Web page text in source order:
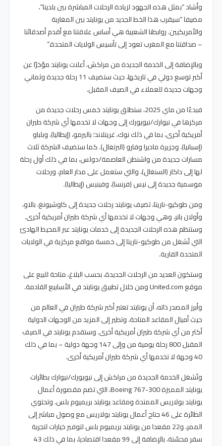
وأشاد “بمثل هذه الجهود لزيادة الرحلات المباشرة بين بلدينا”،
مضيفا “سيقرب هذا الخط الجديد من يونايتد بين المغاربة
والأمريكيين. روابطنا الشعبية هي أساس علاقتنا مع أقدم أصدقائنا
– صداقتنا مع المغرب تعود إلى تأسيس الولايات المتحدة.”
وبالإضافة إلى الخدمة الجديدة من مراكش، أعلنت يونايتد مؤخرًا عن
أكبر توسع دولي في تاريخها، حيث ستضيف 11 رحلة جديدة وثماني
وجهات جديدة للعملاء في الصيف المقبل.
فبدءًا من ماي 2025، ستطلق يونايتد خمس رحلات جديدة من
مركزها في نيوارك/نيويورك إلى وجهات لا تخدمها أي شركة طيران
أمريكية أخرى، بما في ذلك نوك، غرينلاند؛ باليرمو، (إيطاليا)، وبلباو
(إسبانيا)، وجزيرة ماديرا وفارو (البرتغال). كما ستضيف الشركة ثلاث
مسارات جديدة من واشنطن العاصمة/دولس، بما في ذلك أول رحلة
لها إلى داكار (السنغال)، والتي ستعمل على مدار العام، ورحلات
موسمية جديدة إلى نيس (فرنسا)، وفينيس (إيطاليا).
ومن طوكيو-ناريتا، تضيف يونايتد رحلات جديدة إلى كاوشيونغ، بالاو،
وأولان باتر، وهي وجهات لا تخدمها أي شركة طيران أمريكية أخرى.
وستنظم هذه الرحلات الجديدة إلى خدمات يونايتد عبر المحيط الهادئ
التي تُشغل من طوكيو-ناريتا إلى خمسة مواقع مركزية في الولايات
المتحدة القارية.
وستكون العديد من الرحلات الجديدة، بحسب البلاغ، متاحة للبيع على
موقع United.com ومن خلال تطبيق يونايتد في الأسابيع القادمة.
وأبرز المصدر ذاته، أن يونايتد تعتبر أكبر شركة طيران في العالم من
حيث أميال المقاعد المتاحة، وتطير إلى المزيد من الوجهات الدولية
أكثر من أي شركة طيران أمريكية أخرى. وستقدم يونايتد في الصيف
المقبل 800 رحلة يومية من وإلى 147 وجهة دولية – بما في ذلك
40 وجهة لا تخدمها أي شركة طيران أمريكية أخرى.
وتُشغل الخدمة الجديدة من مراكش إلى نيويورك/نيوارك بطائرات
يونايتد المميزة Boeing 767-300، التي تضم مقصورة أعمال
يونايتد بولاريس الممتدة ومقاعد يونايتد بريميوم بلس. وتحتوي
الطائرة على 46 جناح أعمال يونايتد بولاريس مع وصول مباشر إلى
الممر، و22 مقعدا من يونايتد بريميوم بلس لتوفير خيارات لتجربة
سفر محسّنة، بالإضافة إلى 99 مقعدا اقتصاديا، بما في ذلك 43